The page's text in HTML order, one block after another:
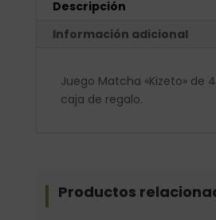
Descripción
Información adicional
Juego Matcha «Kizeto» de
caja de regalo.
Productos